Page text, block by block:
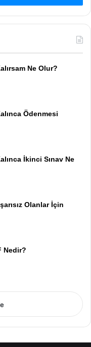
Ne Olur?
Ödenmesi
İkinci Sınav Ne
Olanlar İçin
Nedir?